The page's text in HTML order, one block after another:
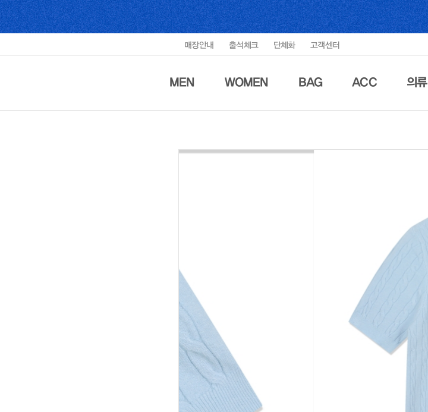
매장안내 출석체크 단체화 고객센터
MEN WOMEN BAG ACC 의류